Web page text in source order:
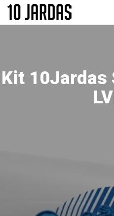
Pular
o
Kit 10Jardas